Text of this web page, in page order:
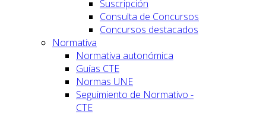
Suscripción
Consulta de Concursos
Concursos destacados
Normativa
Normativa autonómica
Guías CTE
Normas UNE
Seguimiento de Normativo -
CTE